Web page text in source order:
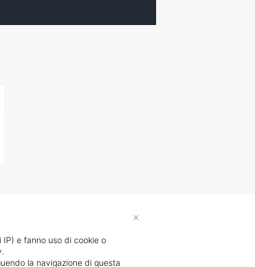
e fanno uso di cookie o
la navigazione di questa
×